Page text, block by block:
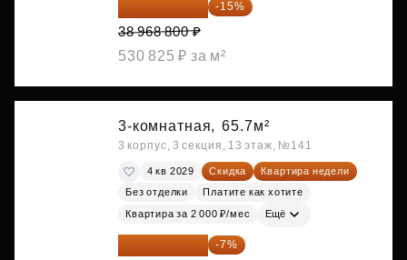
33 123 480 ₽ -15%
38 968 800 ₽
530 825 ₽ за м²
3-комнатная, 65.7м²
3 корпус, 3 секция, 13 этаж, №141
4 кв 2029 Скидка
Квартира недели
Без отделки
Платите как хотите
Квартира за 2 000 ₽/мес Ещё
33 153 403 ₽ -7%